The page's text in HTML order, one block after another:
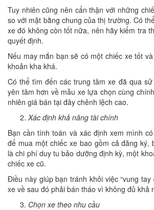
Tuy nhiên cũng nên cẩn thận với những
so với mặt bằng chung của thị trường. Có
xe đó không còn tốt nữa, nên hãy kiểm tra
quyết định.
Nếu may mắn bạn sẽ có một chiếc xe tốt
khoản kha khá.
Có thể tìm đến các trung tâm xe đã qua
yên tâm hơn về mẫu xe lựa chọn cùng
nhiên giá bán tại đây chênh lệch cao.
Xác định khả năng tài chính
Bạn cần tính toán và xác định xem mình
để mua một chiếc xe bao gồm cả đăng ký,
là chi phí duy tu bảo dưỡng định kỳ, một
chiếc xe cũ.
Điều này giúp bạn tránh khỏi việc “vung tay
xe về sau đó phải bán tháo vì không đủ khả
Chọn xe theo nhu cầu